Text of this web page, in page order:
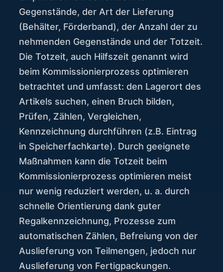
Gegenstände, der Art der Lieferung
(Behälter, Förderband), der Anzahl der zu
nehmenden Gegenstände und der Totzeit.
Die Totzeit, auch Hilfszeit genannt wird
beim Kommissionierprozess optimieren
betrachtet und umfasst: den Lagerort des
Artikels suchen, einen Bruch bilden,
Prüfen, Zählen, Vergleichen,
Kennzeichnung durchführen (z.B. Eintrag
in Speicherfachkarte). Durch geeignete
Maßnahmen kann die Totzeit beim
Kommissionierprozess optimieren meist
nur wenig reduziert werden, u. a. durch
schnelle Orientierung dank guter
Regalkennzeichnung, Prozesse zum
automatischen Zählen, Befreiung von der
Auslieferung von Teilmengen, jedoch nur
Auslieferung von Fertigpackungen.